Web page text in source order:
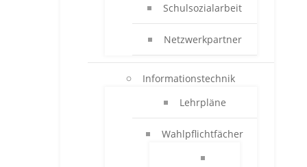
Schulsozialarbeit
Netzwerkpartner
Informationstechnik
Lehrpläne
Wahlpflichtfächer